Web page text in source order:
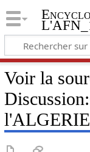
Voir la
l'ALGERIE